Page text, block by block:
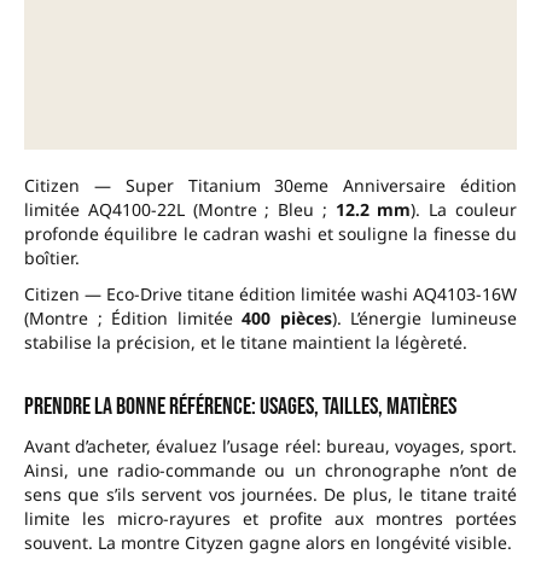
Citizen — Super Titanium 30eme Anniversaire édition
limitée AQ4100-22L (Montre ; Bleu ; 12.2 mm). La couleur
profonde équilibre le cadran washi et souligne la finesse du
boîtier.
Citizen — Eco-Drive titane édition limitée washi AQ4103-16W
(Montre ; Édition limitée400 pièces). L’énergie lumineuse
stabilise la précision, et le titane maintient la légèreté.
Prendre la bonne référence: usages, tailles, matières
Avant d’acheter, évaluez l’usage réel: bureau, voyages, sport.
Ainsi, une radio-commande ou un chronographe n’ont de
sens que s’ils servent vos journées. De plus, le titane traité
limite les micro-rayures et profite aux montres portées
souvent. La montre Cityzen gagne alors en longévité visible.